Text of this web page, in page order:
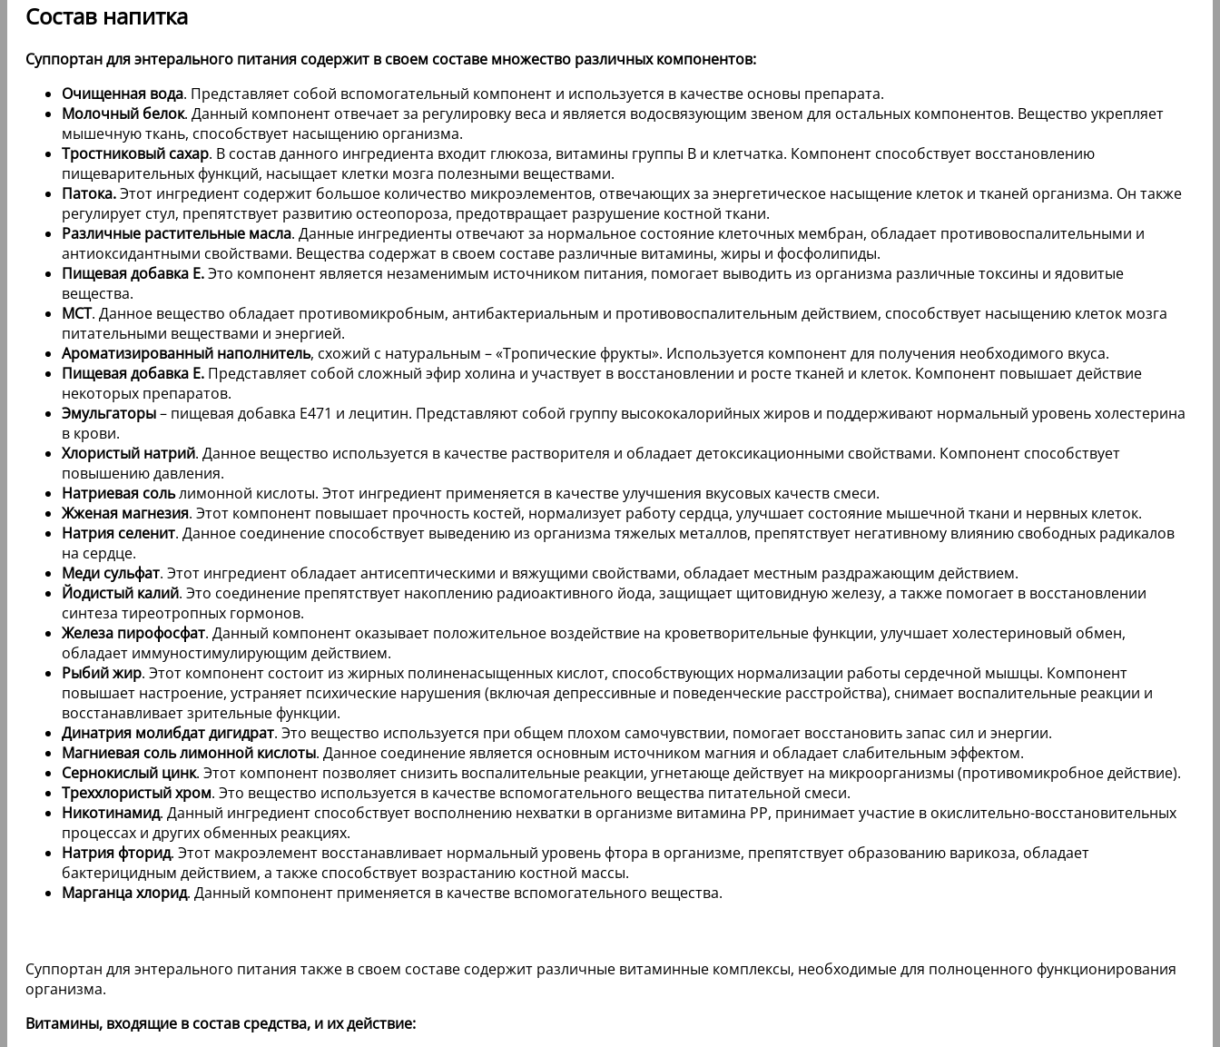
Состав напитка
Суппортан для энтерального питания содержит в своем составе множество различных компонентов:
Очищенная вода. Представляет собой вспомогательный компонент и используется в качестве основы препарата.
Молочный белок. Данный компонент отвечает за регулировку веса и является водосвязующим звеном для остальных компонентов. Вещество укрепляет
мышечную ткань, способствует насыщению организма.
Тростниковый сахар. В состав данного ингредиента входит глюкоза, витамины группы B и клетчатка. Компонент способствует восстановлению
пищеварительных функций, насыщает клетки мозга полезными веществами.
Патока.Этот ингредиент содержит большое количество микроэлементов, отвечающих за энергетическое насыщение клеток и тканей организма. Он также
регулирует стул, препятствует развитию остеопороза, предотвращает разрушение костной ткани.
Различные растительные масла. Данные ингредиенты отвечают за нормальное состояние клеточных мембран, обладает противовоспалительными и
антиоксидантными свойствами. Вещества содержат в своем составе различные витамины, жиры и фосфолипиды.
Пищевая добавка E.Это компонент является незаменимым источником питания, помогает выводить из организма различные токсины и ядовитые
вещества.
МСТ. Данное вещество обладает противомикробным, антибактериальным и противовоспалительным действием, способствует насыщению клеток мозга
питательными веществами и энергией.
Ароматизированный наполнитель, схожий с натуральным – «Тропические фрукты». Используется компонент для получения необходимого вкуса.
Пищевая добавка E. Представляет собой сложный эфир холина и участвует в восстановлении и росте тканей и клеток. Компонент повышает действие
некоторых препаратов.
Эмульгаторы– пищевая добавка E471 и лецитин. Представляют собой группу высококалорийных жиров и поддерживают нормальный уровень холестерина
в крови.
Хлористый натрий. Данное вещество используется в качестве растворителя и обладает детоксикационными свойствами. Компонент способствует
повышению давления.
Натриевая сольлимонной кислоты. Этот ингредиент применяется в качестве улучшения вкусовых качеств смеси.
Жженая магнезия. Этот компонент повышает прочность костей, нормализует работу сердца, улучшает состояние мышечной ткани и нервных клеток.
Натрия селенит. Данное соединение способствует выведению из организма тяжелых металлов, препятствует негативному влиянию свободных радикалов
на сердце.
Меди сульфат. Этот ингредиент обладает антисептическими и вяжущими свойствами, обладает местным раздражающим действием.
Йодистый калий. Это соединение препятствует накоплению радиоактивного йода, защищает щитовидную железу, а также помогает в восстановлении
синтеза тиреотропных гормонов.
Железа пирофосфат. Данный компонент оказывает положительное воздействие на кроветворительные функции, улучшает холестериновый обмен,
обладает иммуностимулирующим действием.
Рыбий жир. Этот компонент состоит из жирных полиненасыщенных кислот, способствующих нормализации работы сердечной мышцы. Компонент
повышает настроение, устраняет психические нарушения (включая депрессивные и поведенческие расстройства), снимает воспалительные реакции и
восстанавливает зрительные функции.
Динатрия молибдат дигидрат. Это вещество используется при общем плохом самочувствии, помогает восстановить запас сил и энергии.
Магниевая соль лимонной кислоты. Данное соединение является основным источником магния и обладает слабительным эффектом.
Сернокислый цинк. Этот компонент позволяет снизить воспалительные реакции, угнетающе действует на микроорганизмы (противомикробное действие).
Треххлористый хром. Это вещество используется в качестве вспомогательного вещества питательной смеси.
Никотинамид. Данный ингредиент способствует восполнению нехватки в организме витамина PP, принимает участие в окислительно-восстановительных
процессах и других обменных реакциях.
Натрия фторид. Этот макроэлемент восстанавливает нормальный уровень фтора в организме, препятствует образованию варикоза, обладает
бактерицидным действием, а также способствует возрастанию костной массы.
Марганца хлорид. Данный компонент применяется в качестве вспомогательного вещества.
Суппортан для энтерального питания также в своем составе содержит различные витаминные комплексы, необходимые для полноценного функционирования
организма.
Витамины, входящие в состав средства, и их действие: